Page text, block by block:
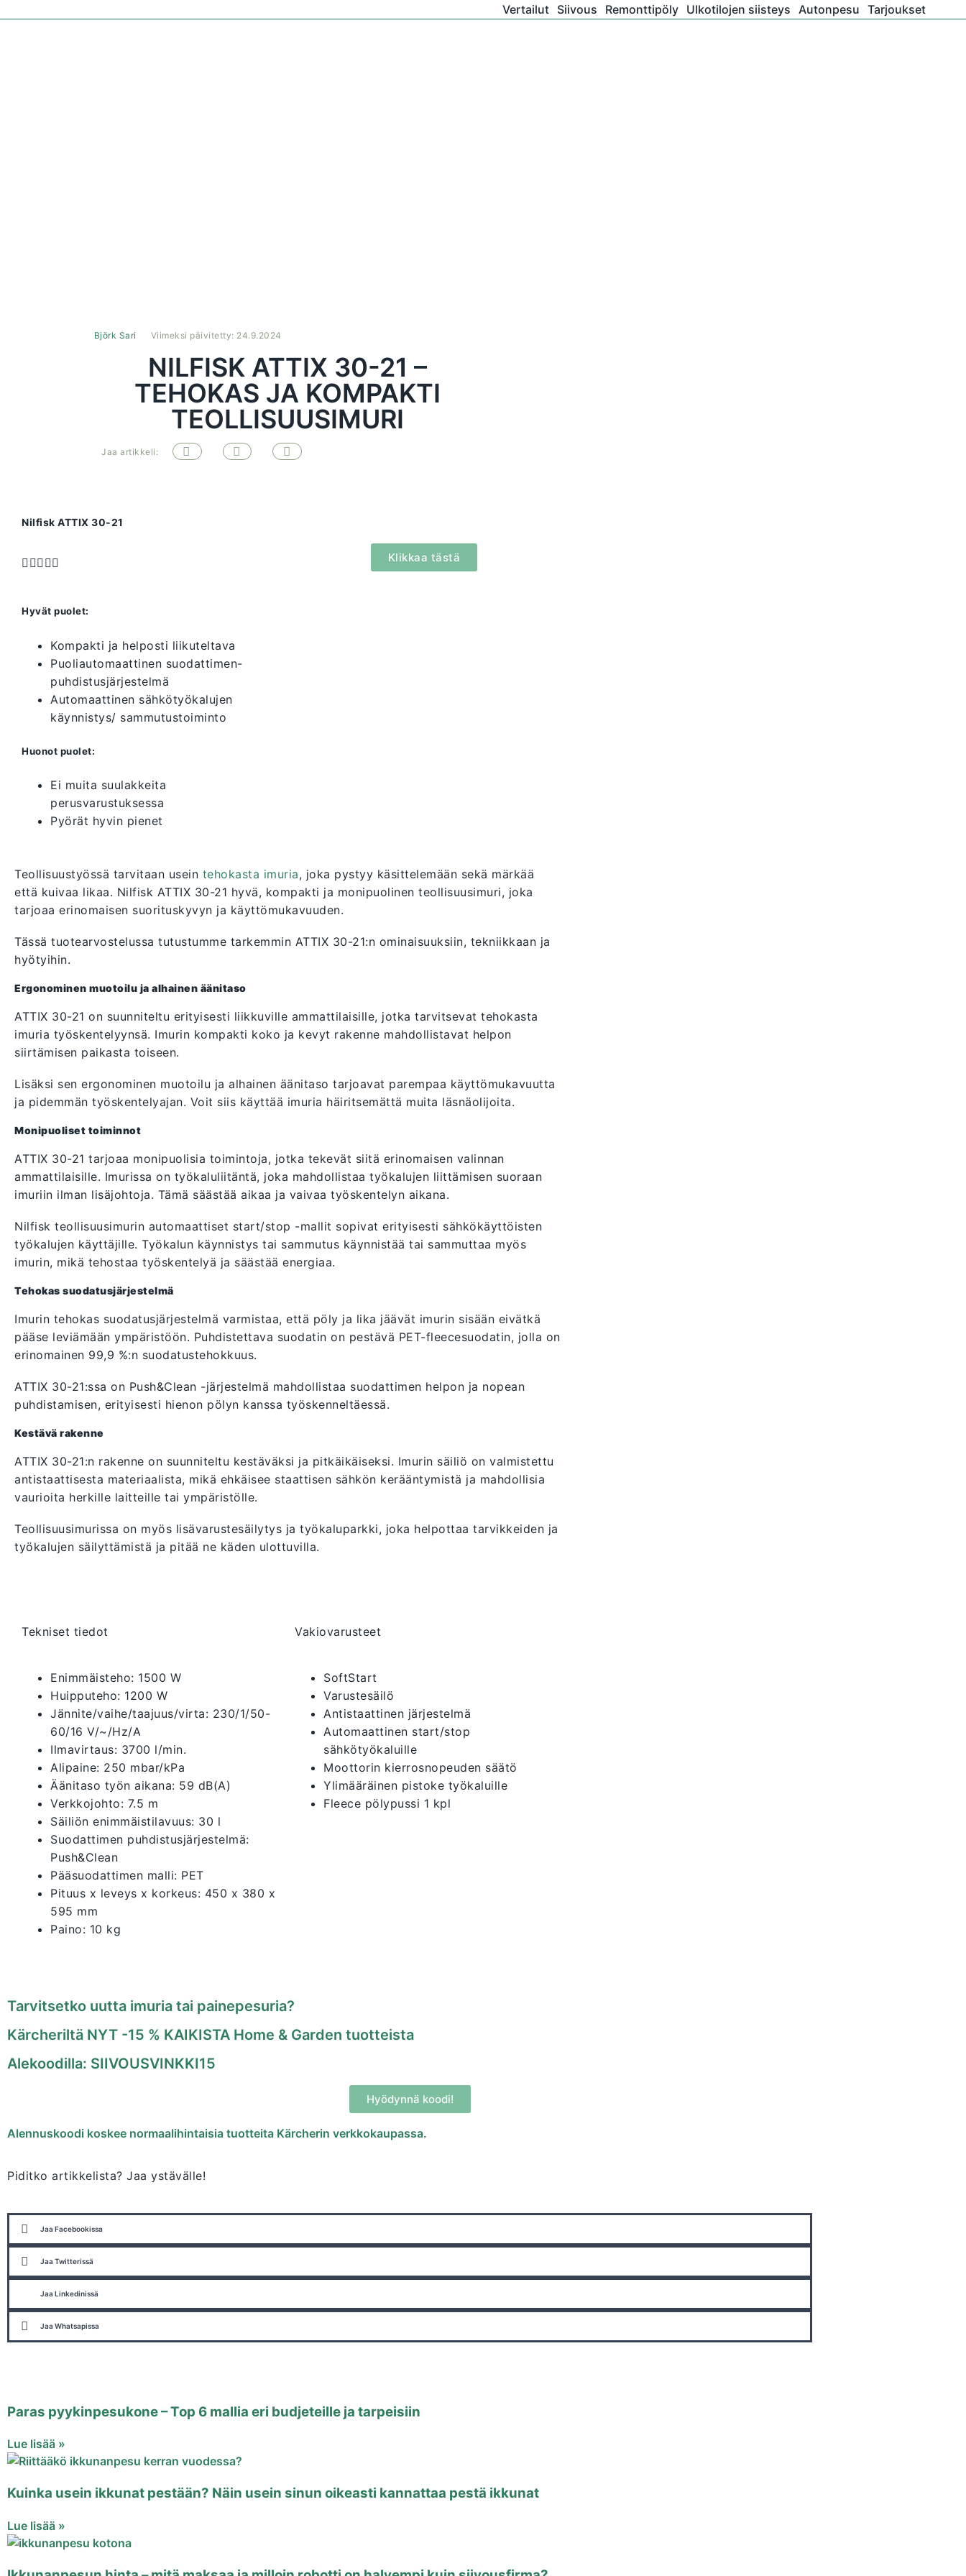
Vertailut Siivous Remonttipöly Ulkotilojen siisteys Autonpesu Tarjoukset
Björk Sari Viimeksi päivitetty: 24.9.2024
NILFISK ATTIX 30-21 –
TEHOKAS JA KOMPAKTI
TEOLLISUUSIMURI
Jaa artikkeli:
Nilfisk ATTIX 30-21
  
Hyvät puolet:
Kompakti ja helposti liikuteltava
Puoliautomaattinen suodattimen-
puhdistusjärjestelmä
Automaattinen sähkötyökalujen
käynnistys/ sammutustoiminto
Huonot puolet:
Ei muita suulakkeita
perusvarustuksessa
Pyörät hyvin pienet
Klikkaa tästä
Teollisuustyössä tarvitaan usein tehokasta imuria, joka pystyy käsittelemään sekä märkää
että kuivaa likaa. Nilfisk ATTIX 30-21 hyvä, kompakti ja monipuolinen teollisuusimuri, joka
tarjoaa erinomaisen suorituskyvyn ja käyttömukavuuden.
Tässä tuotearvostelussa tutustumme tarkemmin ATTIX 30-21:n ominaisuuksiin, tekniikkaan ja
hyötyihin.
Ergonominen muotoilu ja alhainen äänitaso
ATTIX 30-21 on suunniteltu erityisesti liikkuville ammattilaisille, jotka tarvitsevat tehokasta
imuria työskentelyynsä. Imurin kompakti koko ja kevyt rakenne mahdollistavat helpon
siirtämisen paikasta toiseen.
Lisäksi sen ergonominen muotoilu ja alhainen äänitaso tarjoavat parempaa käyttömukavuutta
ja pidemmän työskentelyajan. Voit siis käyttää imuria häiritsemättä muita läsnäolijoita.
Monipuoliset toiminnot
ATTIX 30-21 tarjoaa monipuolisia toimintoja, jotka tekevät siitä erinomaisen valinnan
ammattilaisille. Imurissa on työkaluliitäntä, joka mahdollistaa työkalujen liittämisen suoraan
imuriin ilman lisäjohtoja. Tämä säästää aikaa ja vaivaa työskentelyn aikana.
Nilfisk teollisuusimurin automaattiset start/stop -mallit sopivat erityisesti sähkökäyttöisten
työkalujen käyttäjille. Työkalun käynnistys tai sammutus käynnistää tai sammuttaa myös
imurin, mikä tehostaa työskentelyä ja säästää energiaa.
Tehokas suodatusjärjestelmä
Imurin tehokas suodatusjärjestelmä varmistaa, että pöly ja lika jäävät imurin sisään eivätkä
pääse leviämään ympäristöön. Puhdistettava suodatin on pestävä PET-fleecesuodatin, jolla on
erinomainen 99,9 %:n suodatustehokkuus.
ATTIX 30-21:ssa on Push&Clean -järjestelmä mahdollistaa suodattimen helpon ja nopean
puhdistamisen, erityisesti hienon pölyn kanssa työskenneltäessä.
Kestävä rakenne
ATTIX 30-21:n rakenne on suunniteltu kestäväksi ja pitkäikäiseksi. Imurin säiliö on valmistettu
antistaattisesta materiaalista, mikä ehkäisee staattisen sähkön kerääntymistä ja mahdollisia
vaurioita herkille laitteille tai ympäristölle.
Teollisuusimurissa on myös lisävarustesäilytys ja työkaluparkki, joka helpottaa tarvikkeiden ja
työkalujen säilyttämistä ja pitää ne käden ulottuvilla.
Tekniset tiedot
Enimmäisteho: 1500 W
Huipputeho: 1200 W
Jännite/vaihe/taajuus/virta: 230/1/50-
60/16 V/~/Hz/A
Ilmavirtaus: 3700 l/min.
Alipaine: 250 mbar/kPa
Äänitaso työn aikana: 59 dB(A)
Verkkojohto: 7.5 m
Säiliön enimmäistilavuus: 30 l
Suodattimen puhdistusjärjestelmä:
Push&Clean
Pääsuodattimen malli: PET
Pituus x leveys x korkeus: 450 x 380 x
595 mm
Paino: 10 kg
Vakiovarusteet
SoftStart
Varustesäilö
Antistaattinen järjestelmä
Automaattinen start/stop
sähkötyökaluille
Moottorin kierrosnopeuden säätö
Ylimääräinen pistoke työkaluille
Fleece pölypussi 1 kpl
Tarvitsetko uutta imuria tai painepesuria?
Kärcheriltä NYT -15 % KAIKISTA Home & Garden tuotteista
Alekoodilla: SIIVOUSVINKKI15
Hyödynnä koodi!
Alennuskoodi koskee normaalihintaisia tuotteita Kärcherin verkkokaupassa.
Piditko artikkelista? Jaa ystävälle!
Jaa Facebookissa
Jaa Twitterissä
Jaa Linkedinissä
Jaa Whatsapissa
Paras pyykinpesukone – Top 6 mallia eri budjeteille ja tarpeisiin
Lue lisää »
Kuinka usein ikkunat pestään? Näin usein sinun oikeasti kannattaa pestä ikkunat
Lue lisää »